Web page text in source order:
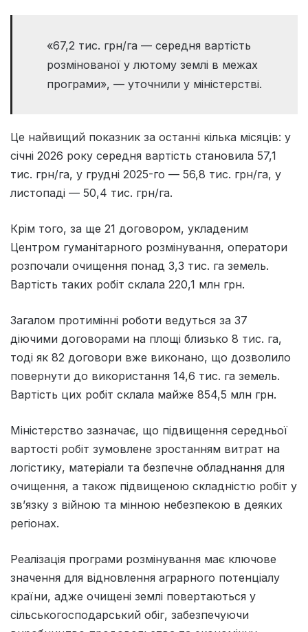
«67,2 тис. грн/га — середня вартість
розмінованої у лютому землі в межах
програми», — уточнили у міністерстві.
Це найвищий показник за останні кілька місяців: у
січні 2026 року середня вартість становила 57,1
тис. грн/га, у грудні 2025-го — 56,8 тис. грн/га, у
листопаді — 50,4 тис. грн/га.
Крім того, за ще 21 договором, укладеним
Центром гуманітарного розмінування, оператори
розпочали очищення понад 3,3 тис. га земель.
Вартість таких робіт склала 220,1 млн грн.
Загалом протимінні роботи ведуться за 37
діючими договорами на площі близько 8 тис. га,
тоді як 82 договори вже виконано, що дозволило
повернути до використання 14,6 тис. га земель.
Вартість цих робіт склала майже 854,5 млн грн.
Міністерство зазначає, що підвищення середньої
вартості робіт зумовлене зростанням витрат на
логістику, матеріали та безпечне обладнання для
очищення, а також підвищеною складністю робіт у
зв’язку з війною та мінною небезпекою в деяких
регіонах.
Реалізація програми розмінування має ключове
значення для відновлення аграрного потенціалу
країни, адже очищені землі повертаються у
сільськогосподарський обіг, забезпечуючи